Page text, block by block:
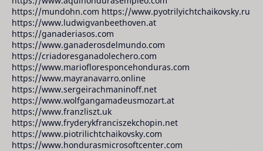
https://mundohn.com https://www.pyotrilyichtchaikovsky.ru
https://www.ludwigvanbeethoven.at
https://ganaderiasos.com
https://www.ganaderosdelmundo.com
https://criadoresganadolechero.com
https://www.mariofloresponcehonduras.com
https://www.mayranavarro.online
https://www.sergeirachmaninoff.net
https://www.wolfgangamadeusmozart.at
https://www.franzliszt.uk
https://www.fryderykfranciszekchopin.net
https://www.piotrilichtchaikovsky.com
https://www.hondurasmicrosoftcenter.com